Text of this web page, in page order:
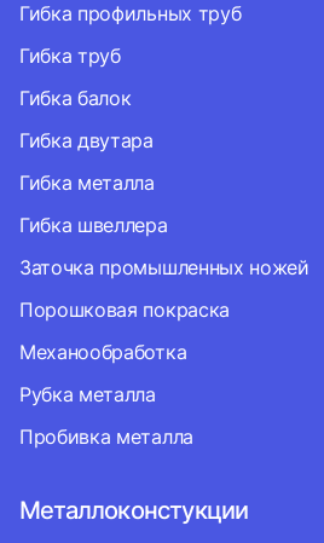
Гибка профильных труб
Гибка труб
Гибка балок
Гибка двутара
Гибка металла
Гибка швеллера
Заточка промышленных ножей
Порошковая покраска
Механообработка
Рубка металла
Пробивка металла
Металлоконстукции